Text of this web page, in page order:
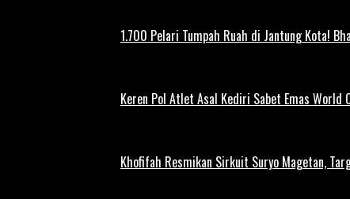
1.700 Pelari Tumpah Ruah di Jantung Kota!
Keren Pol Atlet Asal Kediri Sabet Emas World
Khofifah Resmikan Sirkuit Suryo Magetan,